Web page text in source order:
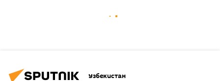
Узбекистан